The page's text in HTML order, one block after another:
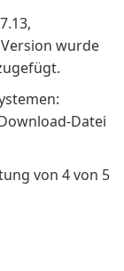
wurde
Datei
von 4 von 5